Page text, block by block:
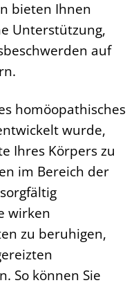
bieten Ihnen
Unterstützung,
auf
homöopathisches
wurde,
Ihres Körpers zu
im Bereich der
wirken
zu beruhigen,
So können Sie